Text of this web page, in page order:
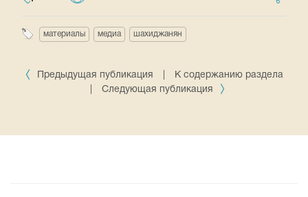
материалы медиа шахиджанян
Предыдущая публикация
К содержанию раздела
Следующая публикация